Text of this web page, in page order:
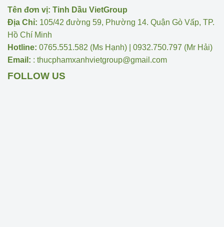
Tên đơn vị: Tinh Dầu VietGroup
Địa Chỉ: 105/42 đường 59, Phường 14. Quận Gò Vấp, TP.
Hồ Chí Minh
Hotline: 0765.551.582 (Ms Hạnh) | 0932.750.797 (Mr Hải)
Email: : thucphamxanhvietgroup@gmail.com
FOLLOW US